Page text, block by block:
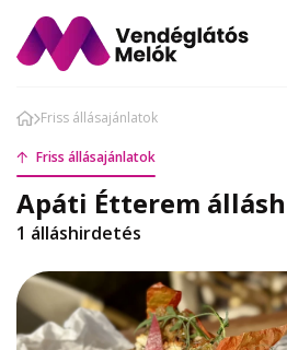
Friss állásajánlatok
Friss állásajánlatok
Apáti Étterem
1 álláshirdetés